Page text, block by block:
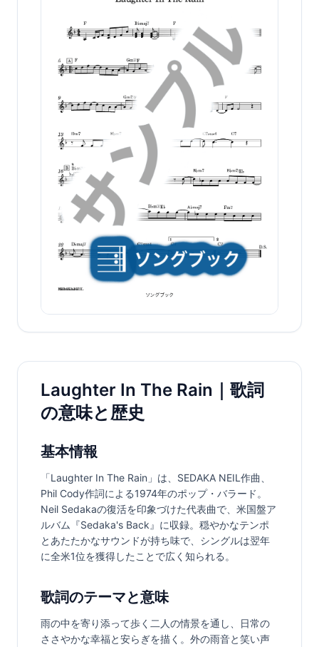
Laughter In The Rain｜歌詞
の意味と歴史
基本情報
「Laughter In The Rain」は、SEDAKA NEIL作曲、
Phil Cody作詞による1974年のポップ・バラード。
Neil Sedakaの復活を印象づけた代表曲で、米国盤ア
ルバム『Sedaka's Back』に収録。穏やかなテンポ
とあたたかなサウンドが持ち味で、シングルは翌年
に全米1位を獲得したことで広く知られる。
歌詞のテーマと意味
雨の中を寄り添って歩く二人の情景を通し、日常の
ささやかな幸福と安らぎを描く。外の雨音と笑い声